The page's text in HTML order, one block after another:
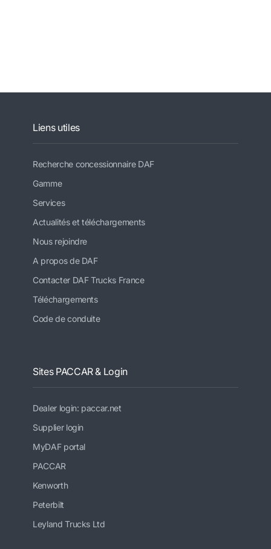
Liens utiles
Recherche concessionnaire DAF
Gamme
Services
Actualités et téléchargements
Nous rejoindre
A propos de DAF
Contacter DAF Trucks France
Téléchargements
Code de conduite
Sites PACCAR & Login
Dealer login: paccar.net
Supplier login
MyDAF portal
PACCAR
Kenworth
Peterbilt
Leyland Trucks Ltd